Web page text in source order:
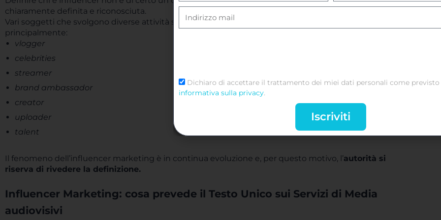
chiaramente definita e riconosciuta.
Vari soggetti che svolgono diverse attività sono ritenuti parte di questo insieme, tra cui
principalmente:
vlogger
celebrities
streamer
brand ambassador
creator
uploader
talent
Il fenomeno dell’influencer marketing è in continua evoluzione e, per questo motivo, l’autorità si
riserva di rivedere la definizione.
Influencer Marketing: cosa prevede il Testo Unico sui Servizi di Media
audiovisivi
Dichiaro di accettare il trattamento dei miei dati personali come previsto
informativa sulla privacy.
Iscriviti